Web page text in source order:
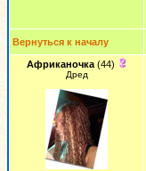
Вернуться к началу
Африканочка(44)
Дред